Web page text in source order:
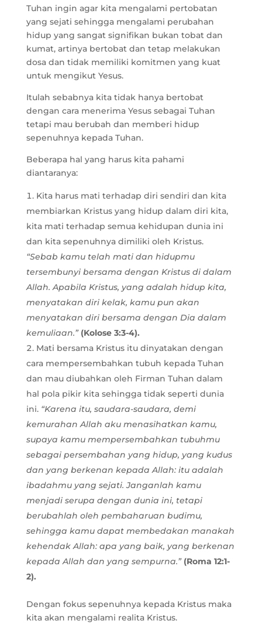
Tuhan ingin agar kita mengalami pertobatan
yang sejati sehingga mengalami perubahan
hidup yang sangat signifikan bukan tobat dan
kumat, artinya bertobat dan tetap melakukan
dosa dan tidak memiliki komitmen yang kuat
untuk mengikut Yesus.
Itulah sebabnya kita tidak hanya bertobat
dengan cara menerima Yesus sebagai Tuhan
tetapi mau berubah dan memberi hidup
sepenuhnya kepada Tuhan.
Beberapa hal yang harus kita pahami
diantaranya:
Kita harus mati terhadap diri sendiri dan kita
membiarkan Kristus yang hidup dalam diri kita,
kita mati terhadap semua kehidupan dunia ini
dan kita sepenuhnya dimiliki oleh Kristus.
“Sebab kamu telah mati dan hidupmu
tersembunyi bersama dengan Kristus di dalam
Allah. Apabila Kristus, yang adalah hidup kita,
menyatakan diri kelak, kamu pun akan
menyatakan diri bersama dengan Dia dalam
kemuliaan.” (Kolose 3:3-4).
Mati bersama Kristus itu dinyatakan dengan
cara mempersembahkan tubuh kepada Tuhan
dan mau diubahkan oleh Firman Tuhan dalam
hal pola pikir kita sehingga tidak seperti dunia
ini. “Karena itu, saudara-saudara, demi
kemurahan Allah aku menasihatkan kamu,
supaya kamu mempersembahkan tubuhmu
sebagai persembahan yang hidup, yang kudus
dan yang berkenan kepada Allah: itu adalah
ibadahmu yang sejati. Janganlah kamu
menjadi serupa dengan dunia ini, tetapi
berubahlah oleh pembaharuan budimu,
sehingga kamu dapat membedakan manakah
kehendak Allah: apa yang baik, yang berkenan
kepada Allah dan yang sempurna.” (Roma 12:1-
2).
Dengan fokus sepenuhnya kepada Kristus maka
kita akan mengalami realita Kristus.